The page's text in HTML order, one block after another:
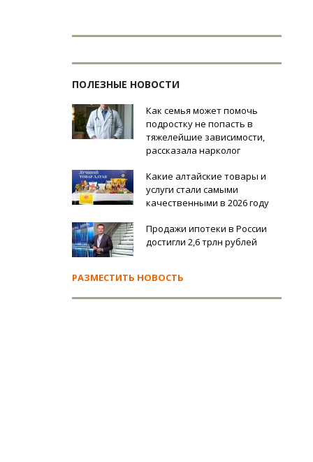
ПОЛЕЗНЫЕ НОВОСТИ
Как семья может помочь
подростку не попасть в
тяжелейшие зависимости,
рассказала нарколог
Какие алтайские товары и
услуги стали самыми
качественными в 2026 году
Продажи ипотеки в России
достигли 2,6 трлн рублей
РАЗМЕСТИТЬ НОВОСТЬ